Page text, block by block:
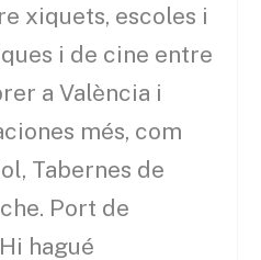
xiquets, escoles i
i de cine entre
a València i
més, com
Tabernes de
Port de
hagué